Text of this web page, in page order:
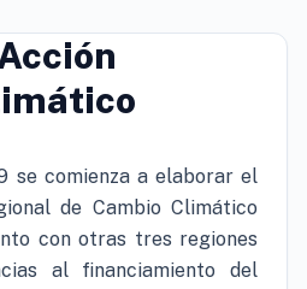
se comienza a elaborar el
de Cambio Climático
con otras tres regiones
al financiamiento del